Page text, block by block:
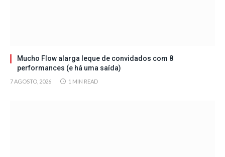
Mucho Flow alarga leque de convidados com 8
performances (e há uma saída)
7 AGOSTO, 2026 1 MIN READ